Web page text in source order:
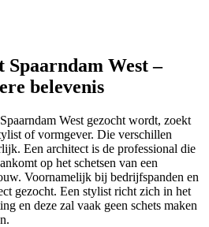
Spaarndam West –
belevenis
West gezocht wordt, zoekt
of vormgever. Die verschillen
Een architect is de professional die
op het schetsen van een
Voornamelijk bij bedrijfspanden en
gezocht. Een stylist richt zich in het
en deze zal vaak geen schets maken